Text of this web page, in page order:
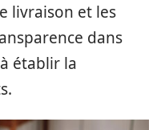
livraison et les
dans
établir la